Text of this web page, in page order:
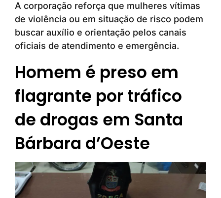
A corporação reforça que mulheres vítimas
de violência ou em situação de risco podem
buscar auxílio e orientação pelos canais
oficiais de atendimento e emergência.
Homem é preso em
flagrante por tráfico
de drogas em Santa
Bárbara d’Oeste